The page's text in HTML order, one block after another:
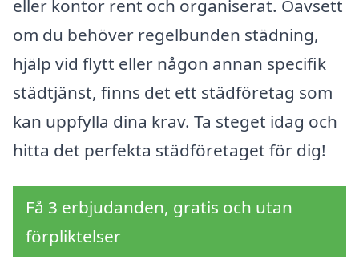
eller kontor rent och organiserat. Oavsett
om du behöver regelbunden städning,
hjälp vid flytt eller någon annan specifik
städtjänst, finns det ett städföretag som
kan uppfylla dina krav. Ta steget idag och
hitta det perfekta städföretaget för dig!
Få 3 erbjudanden, gratis och utan
förpliktelser